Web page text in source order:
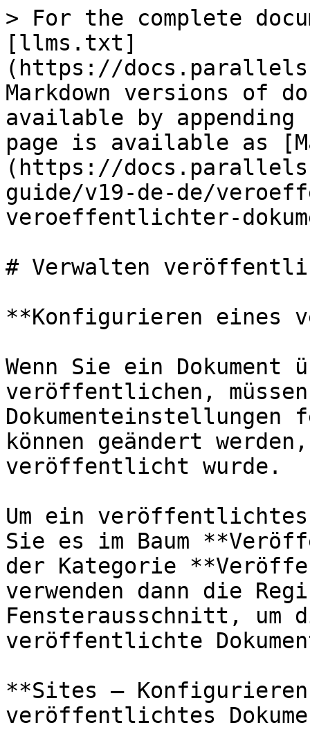
> For the complete
[llms.txt]
(https://
Markdown versions of
available by
page is available as
(https://
guide/v19-de-de/
veroeffentlichter-
# Verwalten
**Konfigurieren eines
Wenn Sie ein
veröffentlichen,
Dokumenteinstellungen
können geändert
veröffentlicht wurde.
Um ein veröffentlichtes
Sie es im Baum
der Kategorie
verwenden dann die
Fensterausschnitt, um
veröffentlichte
**Sites –
veröffentlichtes